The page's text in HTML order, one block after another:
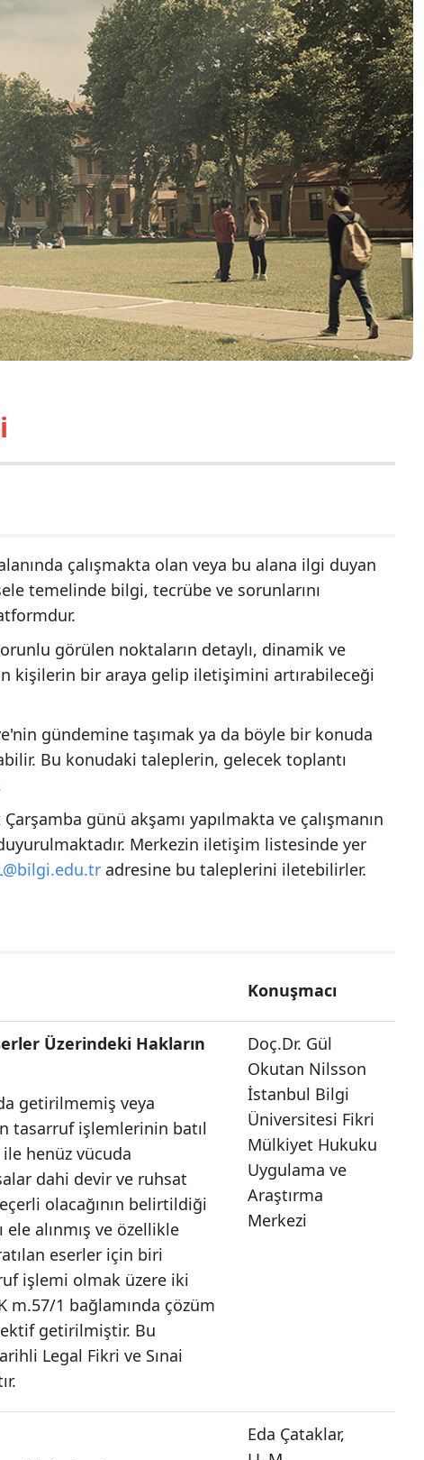
çalışmakta olan veya bu alana ilgi duyan
temelinde bilgi, tecrübe ve sorunlarını
görülen noktaların detaylı, dinamik ve
kişilerin bir araya gelip iletişimini artırabileceği
gündemine taşımak ya da böyle bir konuda
Bu konudaki taleplerin, gelecek toplantı
günü akşamı yapılmakta ve çalışmanın
Merkezin iletişim listesinde yer
adresine bu taleplerini iletebilirler.
Konuşmacı
Üzerindeki Hakların
getirilmemiş veya
tasarruf işlemlerinin batıl
henüz vücuda
dahi devir ve ruhsat
olacağının belirtildiği
ele alınmış ve özellikle
eserler için biri
işlemi olmak üzere iki
m.57/1 bağlamında çözüm
getirilmiştir. Bu
Legal Fikri ve Sınai
Doç.Dr. Gül
Okutan Nilsson
İstanbul Bilgi
Üniversitesi Fikri
Mülkiyet Hukuku
Uygulama ve
Araştırma
Merkezi
Eda Çataklar,